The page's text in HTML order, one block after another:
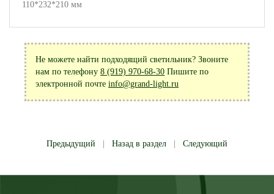
110*232*210 мм
Не можете найти подходящий светильник? Звоните
нам по телефону 8 (919) 970-68-30 Пишите по
электронной почте info@grand-light.ru
Предыдущий Назад в раздел Следующий